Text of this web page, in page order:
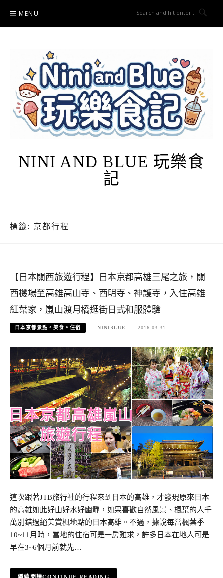
content
MENU
NINI AND BLUE 玩樂食
記
標籤: 京都行程
【日本關西旅遊行程】日本京都高雄三尾之旅，關
西機場至高雄高山寺、西明寺、神護寺，入住高雄
紅葉家，嵐山渡月橋逛街日式和服體驗
日本京都景點。美食。住宿 NINIBLUE 2016-03-31
這次跟著JTB旅行社的行程來到日本的高雄，才發現原來日本
的高雄如此好山好水好幽靜，如果喜歡自然風景、楓葉的人千
萬別錯過絕美賞楓地點的日本高雄。不過，據說每當楓葉季
10~11月時，當地的住宿可是一房難求，許多日本在地人可是
早在3~6個月前就先…
CONTINUE READING